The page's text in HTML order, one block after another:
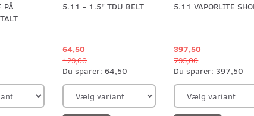
PÅ
5.11 - 1.5" TDU BELT
64,50
129,00
Du sparer: 64,50
5.11 VAPORLITE
397,50
795,00
Du sparer: 397,50